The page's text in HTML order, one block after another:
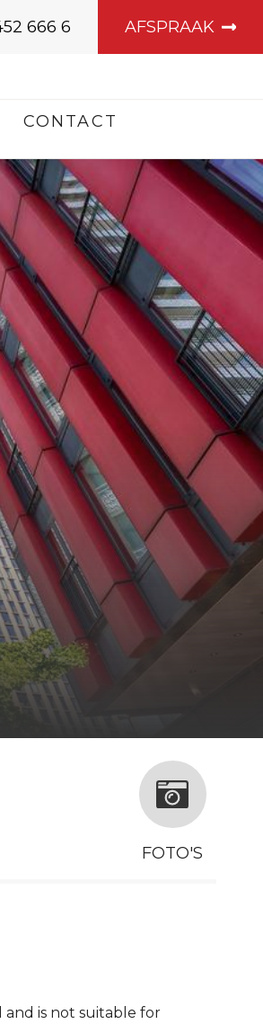
666 6 AFSPRAAK
CONTACT
FOTO'S
is not suitable for